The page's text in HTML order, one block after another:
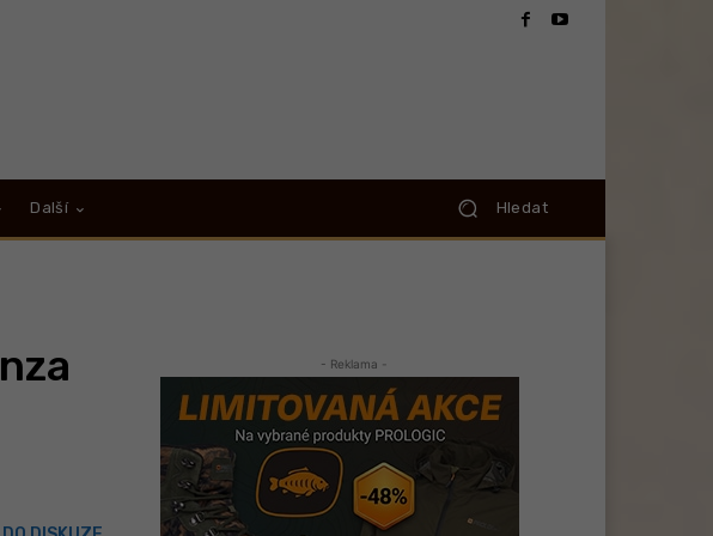
Další Hledat
- Reklama -